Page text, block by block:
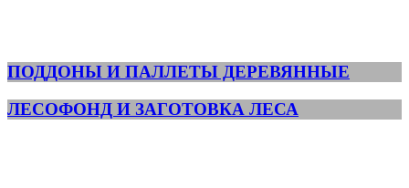
ПОДДОНЫ И ПАЛЛЕТЫ ДЕРЕВЯННЫЕ
ЛЕСОФОНД И ЗАГОТОВКА ЛЕСА